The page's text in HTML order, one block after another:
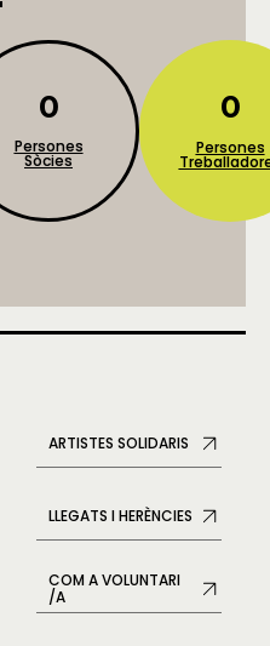
Persones
Sòcies
0
Persones
0
ARTISTES SOLIDARIS
LLEGATS I HERÈNCIES
COM A VOLUNTARI
/A